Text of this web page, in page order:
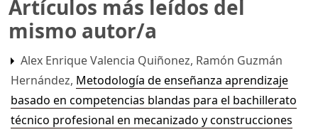
Artículos más leídos del
mismo autor/a
Alex Enrique Valencia Quiñonez, Ramón Guzmán
Hernández, Metodología de enseñanza aprendizaje
basado en competencias blandas para el bachillerato
técnico profesional en mecanizado y construcciones